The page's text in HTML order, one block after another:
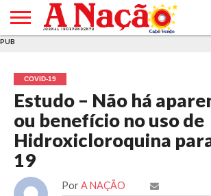
E DE
COOKIES
DE
UTILIZAÇÃO
PUB
COVID-19
Estudo – Não há
ou benefício no uso de
Hidroxicloroquina
19
Por A NAÇÃO